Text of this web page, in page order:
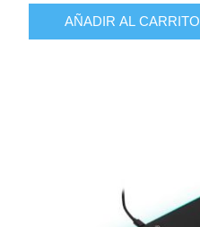
AÑADIR AL CARRITO